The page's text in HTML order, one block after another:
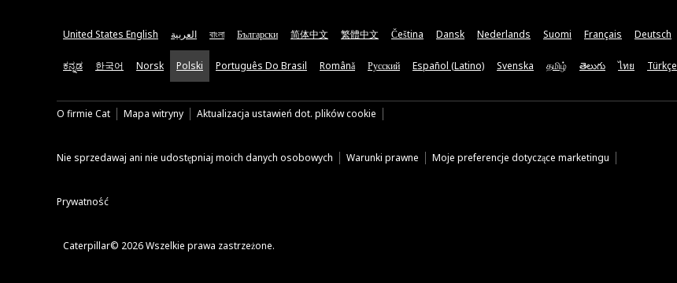
United States English العربية বাংলা Български 简体中文 繁體中文 Čeština Dansk Nederlands Suomi Français Deutsch
ಕನ್ನಡ 한국어 Norsk Polski Português Do Brasil Română Русский Español (Latino) Svenska தமிழ் తెలుగు ไทย Türkçe
O firmie Cat Mapa witryny Aktualizacja ustawień dot. plików cookie
Nie sprzedawaj ani nie udostępniaj moich danych osobowych Warunki prawne Moje preferencje dotyczące marketingu
Prywatność
Caterpillar© 2026 Wszelkie prawa zastrzeżone.